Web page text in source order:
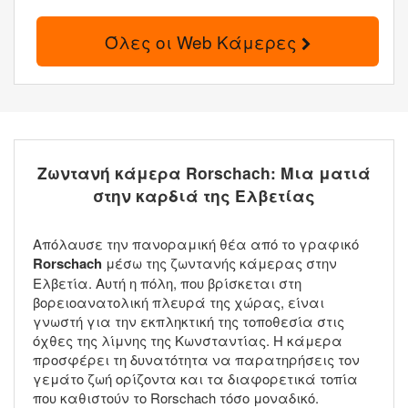
Όλες οι Web Κάμερες
Ζωντανή κάμερα Rorschach: Μια ματιά
στην καρδιά της Ελβετίας
Απόλαυσε την πανοραμική θέα από το γραφικό
Rorschach μέσω της ζωντανής κάμερας στην
Ελβετία. Αυτή η πόλη, που βρίσκεται στη
βορειοανατολική πλευρά της χώρας, είναι
γνωστή για την εκπληκτική της τοποθεσία στις
όχθες της λίμνης της Κωνσταντίας. Η κάμερα
προσφέρει τη δυνατότητα να παρατηρήσεις τον
γεμάτο ζωή ορίζοντα και τα διαφορετικά τοπία
που καθιστούν το Rorschach τόσο μοναδικό.